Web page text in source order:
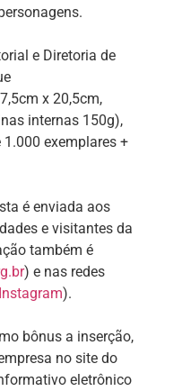
e Diretoria de
x 20,5cm,
internas 150g),
exemplares +
é enviada aos
e visitantes da
também é
) e nas redes
Instagram).
bônus a inserção,
no site do
eletrônico